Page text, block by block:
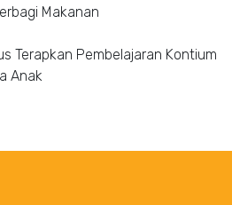
Makanan
Terapkan Pembelajaran Kontium
Anak